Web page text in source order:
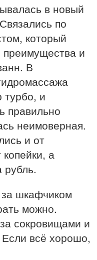
в новый
по
который
преимущества и
В
турбо, и
правильно
неимоверная.
и от
а
рубль.
шкафчиком
можно.
сокровищами и
всё хорошо,